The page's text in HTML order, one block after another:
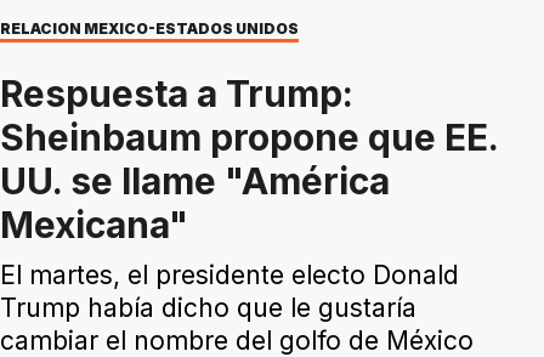
RELACION MEXICO-ESTADOS UNIDOS
Respuesta a Trump:
Sheinbaum propone que EE.
UU. se llame "América
Mexicana"
El martes, el presidente electo Donald
Trump había dicho que le gustaría
cambiar el nombre del golfo de México